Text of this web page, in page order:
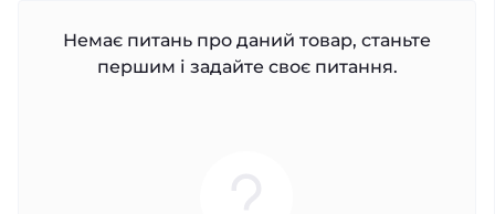
Немає питань про даний товар, станьте
першим і задайте своє питання.